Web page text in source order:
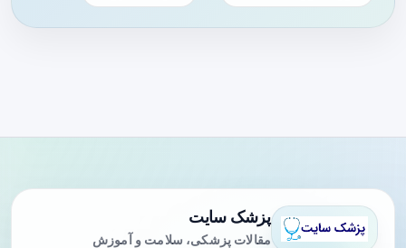
پزشک سایت
مقالات پزشکی، سلامت و آموزش